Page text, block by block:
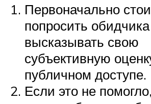
Первоначально
попросить
высказывать свою
субъективную
публичном доступе.
Если это не